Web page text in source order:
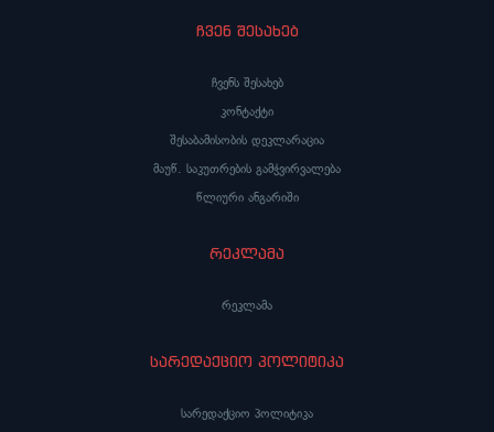
ჩვენ შესახებ
ჩვენს შესახებ
კონტაქტი
შესაბამისობის დეკლარაცია
მაუწ. საკუთრების გამჭვირვალება
წლიური ანგარიში
რეკლამა
რეკლამა
სარედაქციო პოლიტიკა
სარედაქციო პოლიტიკა